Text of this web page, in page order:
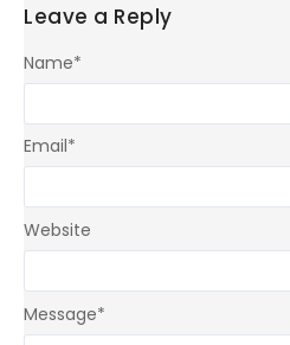
Leave a Reply
Message*
Name*
Email*
Website